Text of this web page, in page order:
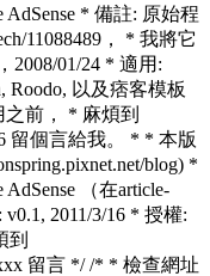
* 備註: 原始程
11088489， * 我將它
2008/01/24 * 適用:
Roodo, 以及痞客模板
前， * 麻煩到
留個言給我。 * * 本版
blog) *
（在article-
2011/3/16 * 授權:
到
留言 */ /* * 檢查網址